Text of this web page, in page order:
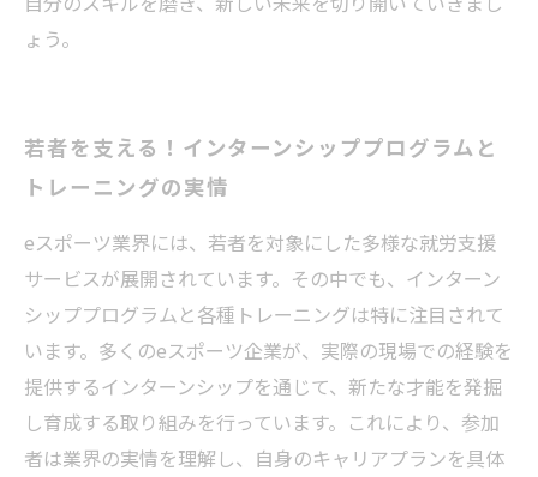
ょう。
若者を支える！インターンシッププログラムと
トレーニングの実情
eスポーツ業界には、若者を対象にした多様な就労支援
サービスが展開されています。その中でも、インターン
シッププログラムと各種トレーニングは特に注目されて
います。多くのeスポーツ企業が、実際の現場での経験を
提供するインターンシップを通じて、新たな才能を発掘
し育成する取り組みを行っています。これにより、参加
者は業界の実情を理解し、自身のキャリアプランを具体